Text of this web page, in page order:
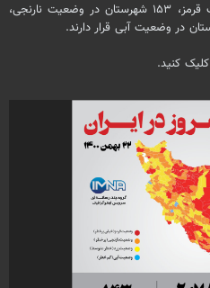
در حال حاضر ۱۲۰ شهرستان در وضعیت قرمز، ۱۵۳ شهرستان در وضعیت نارنجی،
کلیک کنید.